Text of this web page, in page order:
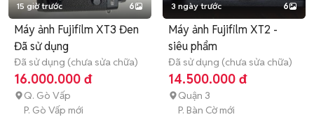
15 giờ trước 6
Máy ảnh Fujifilm XT3 Đen
Đã sử dụng
Đã sử dụng (chưa sửa chữa)
16.000.000 đ
Q. Gò Vấp
P. Gò Vấp mới
3 ngày trước 6
Máy ảnh Fujifilm XT2 -
siêu phẩm
Đã sử dụng (chưa sửa chữa)
14.500.000 đ
Quận 3
P. Bàn Cờ mới